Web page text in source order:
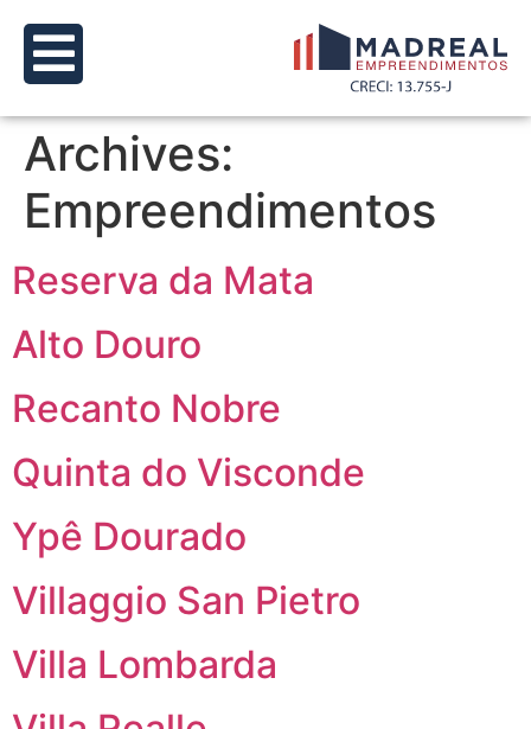
Archives:
Empreendimentos
Reserva da Mata
Alto Douro
Recanto Nobre
Quinta do Visconde
Ypê Dourado
Villaggio San Pietro
Villa Lombarda